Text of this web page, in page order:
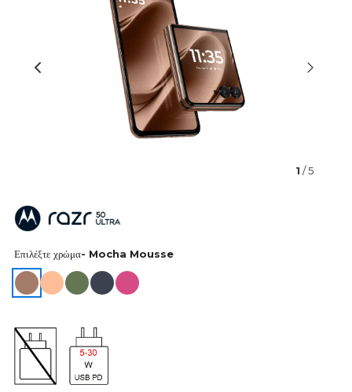
1 / 5
Επιλέξτε χρώμα- Mocha Mousse